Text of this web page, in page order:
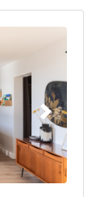
Suivant